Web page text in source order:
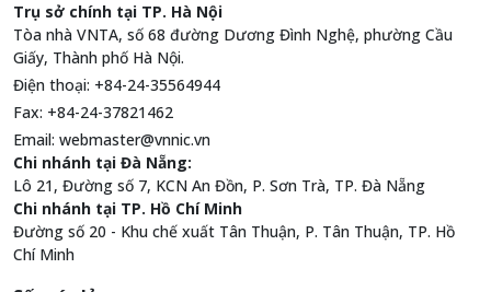
Trụ sở chính tại TP. Hà Nội
Tòa nhà VNTA, số 68 đường Dương Đình Nghệ, phường Cầu
Giấy, Thành phố Hà Nội.
Điện thoại: +84-24-35564944
Fax: +84-24-37821462
Email: webmaster@vnnic.vn
Chi nhánh tại Đà Nẵng:
Lô 21, Đường số 7, KCN An Đồn, P. Sơn Trà, TP. Đà Nẵng
Chi nhánh tại TP. Hồ Chí Minh
Đường số 20 - Khu chế xuất Tân Thuận, P. Tân Thuận, TP. Hồ
Chí Minh